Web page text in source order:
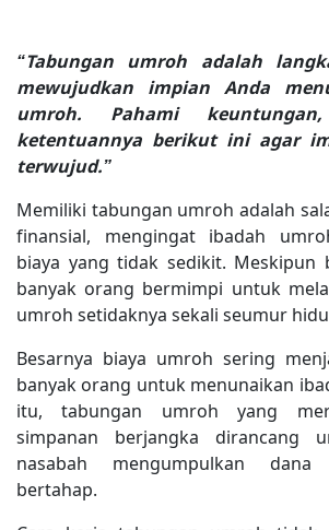
“Tabungan umroh adalah
mewujudkan impian Anda
umroh. Pahami
ketentuannya berikut ini agar
terwujud.”
Memiliki tabungan umroh adalah
finansial, mengingat ibadah
biaya yang tidak sedikit. Meskipun
banyak orang bermimpi untuk
umroh setidaknya sekali seumur
Besarnya biaya umroh sering
banyak orang untuk menunaikan
itu, tabungan umroh yang
simpanan berjangka dirancang
nasabah mengumpulkan
bertahap.